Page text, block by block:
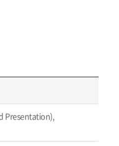
Presentation),